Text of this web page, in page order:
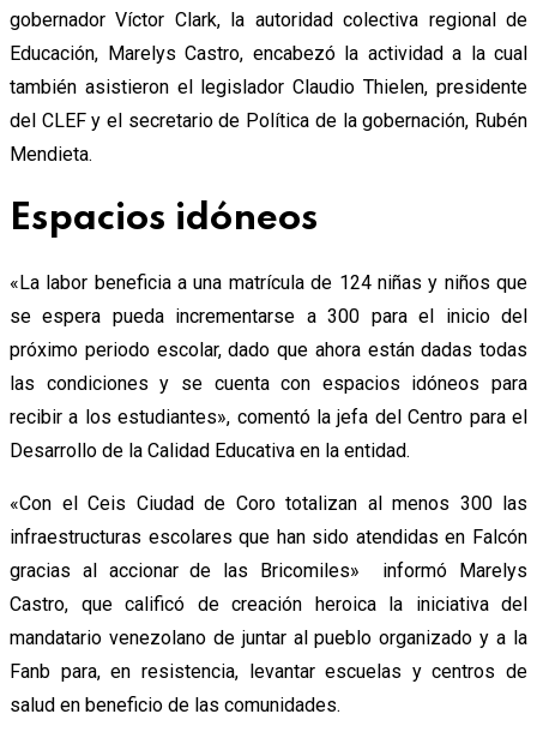
gobernador Víctor Clark, la autoridad colectiva regional de
Educación, Marelys Castro, encabezó la actividad a la cual
también asistieron el legislador Claudio Thielen, presidente
del CLEF y el secretario de Política de la gobernación, Rubén
Mendieta.
Espacios idóneos
«La labor beneficia a una matrícula de 124 niñas y niños que
se espera pueda incrementarse a 300 para el inicio del
próximo periodo escolar, dado que ahora están dadas todas
las condiciones y se cuenta con espacios idóneos para
recibir a los estudiantes», comentó la jefa del Centro para el
Desarrollo de la Calidad Educativa en la entidad.
«Con el Ceis Ciudad de Coro totalizan al menos 300 las
infraestructuras escolares que han sido atendidas en Falcón
gracias al accionar de las Bricomiles» informó Marelys
Castro, que calificó de creación heroica la iniciativa del
mandatario venezolano de juntar al pueblo organizado y a la
Fanb para, en resistencia, levantar escuelas y centros de
salud en beneficio de las comunidades.